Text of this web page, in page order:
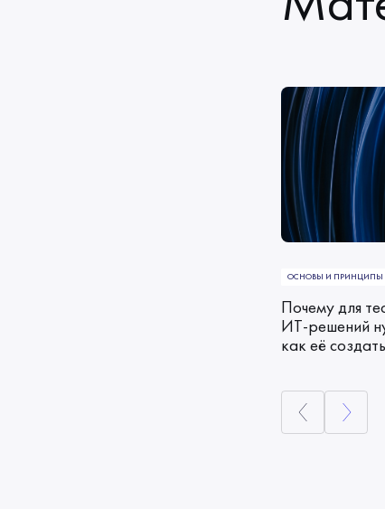
ОСНОВЫ И ПРИНЦИПЫ
Почему для
ИТ-решений
как её